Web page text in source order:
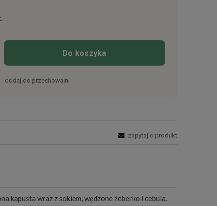
Do koszyka
dodaj do przechowalni
zapytaj o produkt
kapusta wraz z sokiem, wędzone żeberko i cebula.